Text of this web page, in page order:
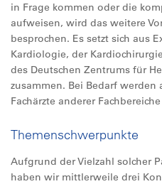
in Frage kommen oder die
aufweisen, wird das weitere
besprochen. Es setzt sich aus
Kardiologie, der
des Deutschen Zentrums für
zusammen. Bei Bedarf werden
Fachärzte anderer
Themenschwerpunkte
Aufgrund der Vielzahl solcher
haben wir mittlerweile drei